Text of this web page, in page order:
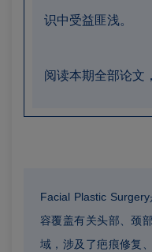
识中受益匪浅。
阅读本期全部论文
Facial Plastic
容覆盖有关头部、颈
域，涉及了疤痕修复